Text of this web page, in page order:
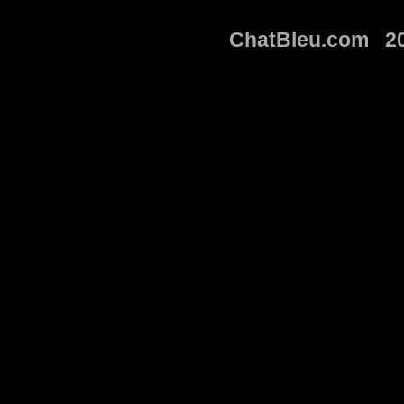
ChatBleu.com